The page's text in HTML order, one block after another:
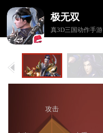
极无双
真3D三国动作手游
攻击